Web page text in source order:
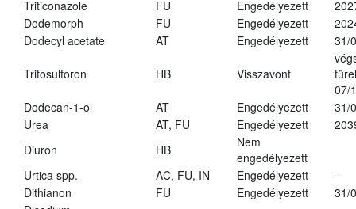
Triticonazole
FU Engedélyezett
Dodemorph
FU Engedélyezett
Dodecyl acetate
AT Engedélyezett 31/
Tritosulforon HB Visszavont
07/
Dodecan-1-ol
AT Engedélyezett
31/
Urea
AT, FU Engedélyezett
Diuron
HB
Nem
engedélyezett
Urtica spp.
AC, FU, IN Engedélyezett
-
Dithianon
FU Engedélyezett
31/